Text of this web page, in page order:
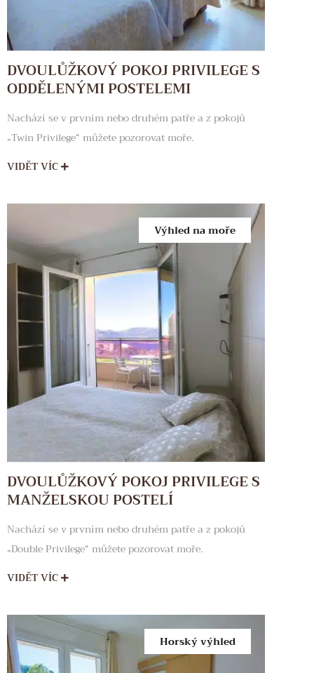
DVOULŮŽKOVÝ POKOJ PRIVILEGE S
ODDĚLENÝMI POSTELEMI
Nachází se v prvním nebo druhém patře a z pokojů
„Twin Privilege“ můžete pozorovat moře.
VIDĚT VÍC
Výhled na moře
DVOULŮŽKOVÝ POKOJ PRIVILEGE S
MANŽELSKOU POSTELÍ
Nachází se v prvním nebo druhém patře a z pokojů
„Double Privilege“ můžete pozorovat moře.
VIDĚT VÍC
Horský výhled